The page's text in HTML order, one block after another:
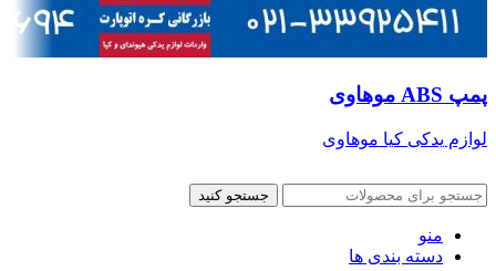
پمپ ABS موهاوی
لوازم یدکی کیا موهاوی
جستجو کنید
منو
دسته بندی ها